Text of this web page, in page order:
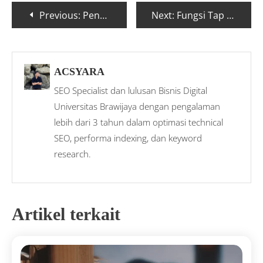
Previous: Penyebab Pompa Air Cepat Panas Saat Digunakan Next: Fungsi Tap yang Jarang Diketahui Teknisi!
ACSYARA
SEO Specialist dan lulusan Bisnis Digital
Universitas Brawijaya dengan pengalaman
lebih dari 3 tahun dalam optimasi technical
SEO, performa indexing, dan keyword
research.
Artikel terkait